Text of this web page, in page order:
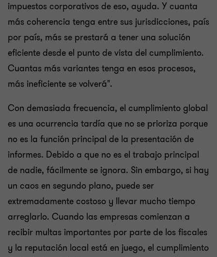
impuestos corporativos de eso, ayuda. Y cuanta
más coherencia tenga entre sus jurisdicciones, país
por país, más se prestará a tener una solución
eficiente desde el punto de vista del cumplimiento.
Cuantas más variantes tenga en esos procesos,
más ineficiente se volverá".
Con demasiada frecuencia, el cumplimiento global
es una ocurrencia tardía que no se prioriza porque
no es la función principal de la presentación de
informes. Debido a que no es el trabajo principal
de nadie, fácilmente se ignora. Sin embargo, si hay
un caos en segundo plano, puede ser
extremadamente costoso y llevar mucho tiempo
arreglarlo. Cuando las empresas comienzan a
recibir multas importantes por parte de los fiscales
y la reputación local está en juego, el cumplimiento